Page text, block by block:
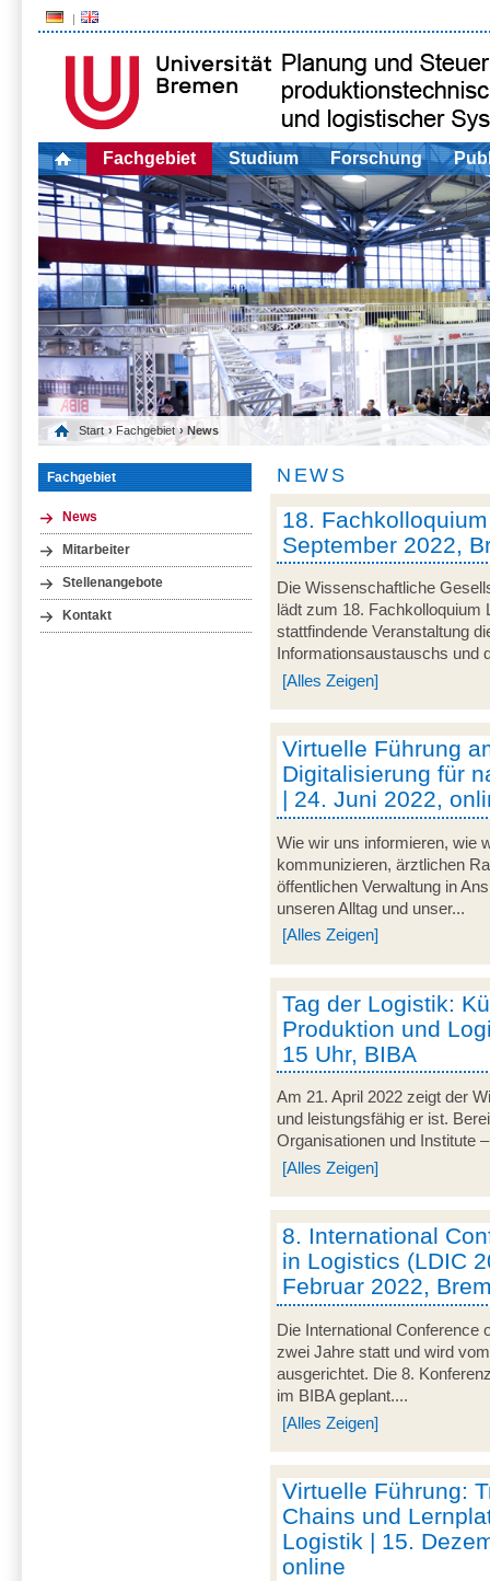
Fachgebiet Studium Forschung
Start › Fachgebiet › News
Fachgebiet
News
Mitarbeiter
Stellenangebote
Kontakt
NEWS
18.
September 2022,
Die Wissenschaftliche
lädt zum 18.
stattfindende Veranstaltung
Informationsaustauschs und
[Alles Zeigen]
Virtuelle Führung
Digitalisierung für
| 24. Juni 2022,
Wie wir uns informieren, wie
kommunizieren, ärztlichen
öffentlichen Verwaltung in
unseren Alltag und unser...
[Alles Zeigen]
Tag der Logistik:
Produktion und
15 Uhr, BIBA
Am 21. April 2022 zeigt der
und leistungsfähig er ist.
Organisationen und Institute
[Alles Zeigen]
8. International
in Logistics (LDIC
Februar 2022,
Die International Conference
zwei Jahre statt und wird
ausgerichtet. Die 8.
im BIBA geplant....
[Alles Zeigen]
Virtuelle Führung:
Chains und
Logistik | 15.
online